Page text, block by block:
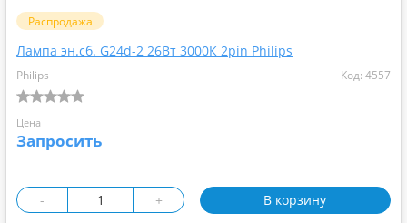
Распродажа
Лампа эн.сб. G24d-2 26Вт 3000К 2pin Philips
Philips Код: 4557
Цена
Запросить
- + В корзину